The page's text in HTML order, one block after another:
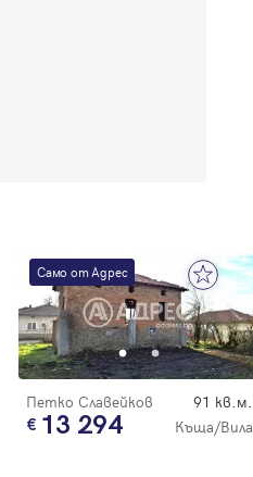
Само от Адрес
Петко Славейков 91 кв.м.
13 294 Къща/Вила